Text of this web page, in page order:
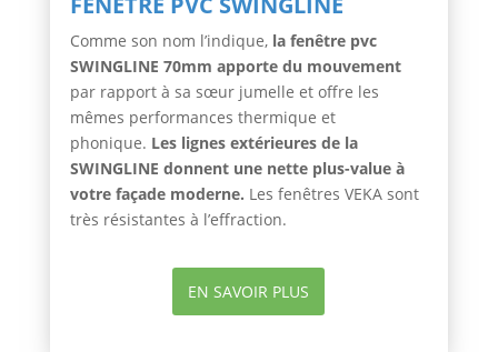
Comme son nom l’indique, la fenêtre pvc
SWINGLINE 70mm apporte du mouvement
par rapport à sa sœur jumelle et offre les
mêmes performances thermique et
phonique. Les lignes extérieures de la
SWINGLINE donnent une nette plus-value à
votre façade moderne. Les fenêtres VEKA sont
très résistantes à l’effraction.
EN SAVOIR PLUS